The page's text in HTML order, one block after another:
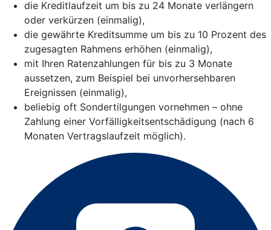
die Kreditlaufzeit um bis zu 24 Monate verlängern
oder verkürzen (einmalig),
die gewährte Kreditsumme um bis zu 10 Prozent des
zugesagten Rahmens erhöhen (einmalig),
mit Ihren Ratenzahlungen für bis zu 3 Monate
aussetzen, zum Beispiel bei unvorhersehbaren
Ereignissen (einmalig),
beliebig oft Sondertilgungen vornehmen – ohne
Zahlung einer Vorfälligkeitsentschädigung (nach 6
Monaten Vertragslaufzeit möglich).